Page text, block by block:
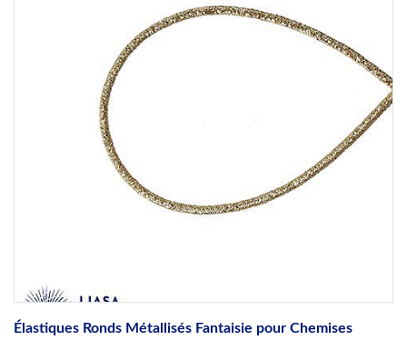
Élastiques Ronds Métallisés Fantaisie pour Chemises